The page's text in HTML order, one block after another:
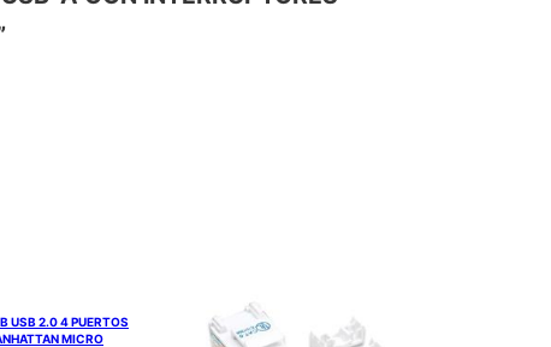
USB 2.0 4 PUERTOS
MICRO